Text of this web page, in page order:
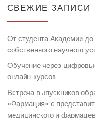
СВЕЖИЕ ЗАПИСИ
От студента Академии до
собственного научного
Обучение через
онлайн-курсов
Встреча выпускников
«Фармация» с
медицинского и